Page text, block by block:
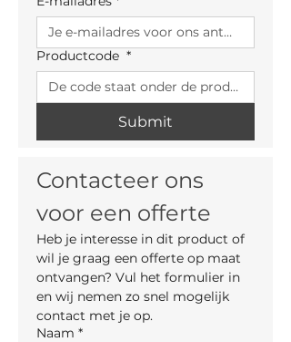
Productcode *
Submit
Contacteer ons
voor een offerte
Heb je interesse in dit product of
wil je graag een offerte op maat
ontvangen? Vul het formulier in
en wij nemen zo snel mogelijk
contact met je op.
Naam *